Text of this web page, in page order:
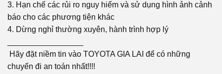
3. Hạn chế các rủi ro nguy hiểm và sử dụng hình ảnh cảnh
báo cho các phương tiện khác
4. Dừng nghỉ thường xuyên, hành trình hợp lý
Hãy đặt niềm tin vào TOYOTA GIA LAI để có những
chuyến đi an toán nhất!!!!